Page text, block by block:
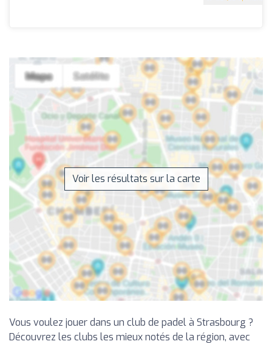
Voir les résultats sur la carte
Vous voulez jouer dans un club de padel à Strasbourg ?
Découvrez les clubs les mieux notés de la région, avec